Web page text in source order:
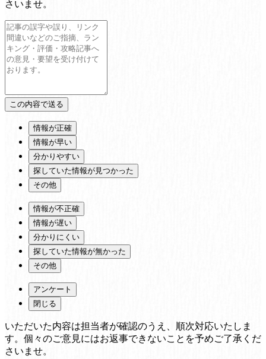
さいませ。
情報が正確
情報が早い
分かりやすい
探していた情報が見つかった
その他
情報が不正確
情報が遅い
分かりにくい
探していた情報が無かった
その他
アンケート
閉じる
いただいた内容は担当者が確認のうえ、順次対応いたしま
す。個々のご意見にはお返事できないことを予めご了承くだ
さいませ。